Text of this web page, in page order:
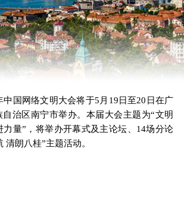
中国网络文明大会将于5月19日至20日在广
自治区南宁市举办。本届大会主题为“文明
力量”，将举办开幕式及主论坛、14场分论
清朗八桂”主题活动。